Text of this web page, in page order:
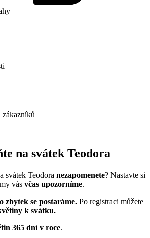
zákazníků
na svátek Teodora
svátek Teodora nezapomenete? Nastavte si
vás včas upozorníme.
zbytek se postaráme. Po registraci můžete
k svátku.
365 dní v roce.